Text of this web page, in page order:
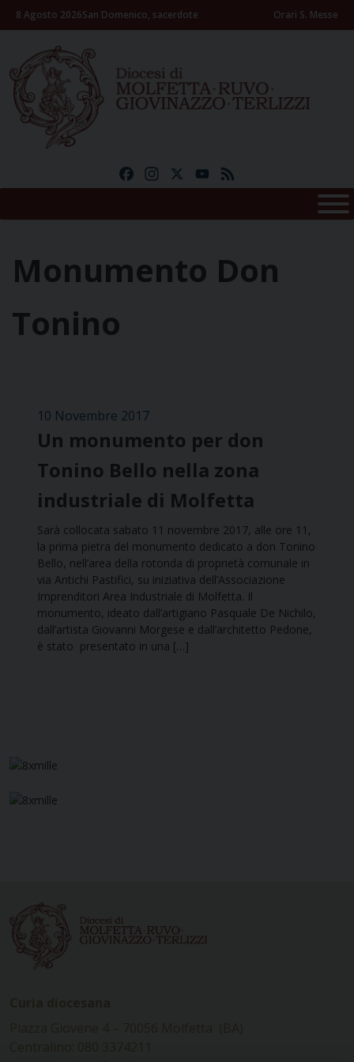
Skip8 Agosto 2026San Domenico, sacerdote Orari S. Messe
FacebookInstagramYouTube
Monumento Don
Tonino
10 Novembre 2017
Un monumento per don
Tonino Bello nella zona
industriale di Molfetta
Sarà collocata sabato 11 novembre 2017, alle ore 11,
la prima pietra del monumento dedicato a don Tonino
Bello, nell’area della rotonda di proprietà comunale in
via Antichi Pastifici, su iniziativa dell’Associazione
Imprenditori Area Industriale di Molfetta. Il
monumento, ideato dall’artigiano Pasquale De Nichilo,
dall’artista Giovanni Morgese e dall’architetto Pedone,
è stato presentato in una […]